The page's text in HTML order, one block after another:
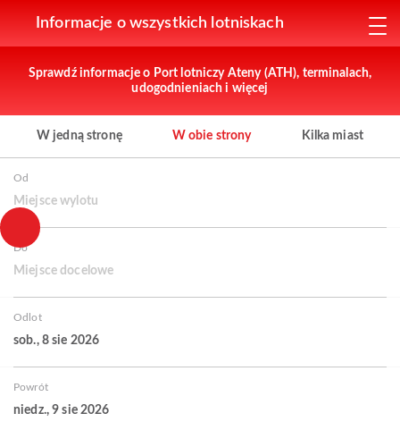
Informacje o wszystkich lotniskach
Sprawdź informacje o Port lotniczy Ateny (ATH), terminalach,
udogodnieniach i więcej
W jedną stronę W obie strony Kilka miast
Od
Miejsce wylotu
Do
Miejsce docelowe
Odlot
sob., 8 sie 2026
Powrót
niedz., 9 sie 2026